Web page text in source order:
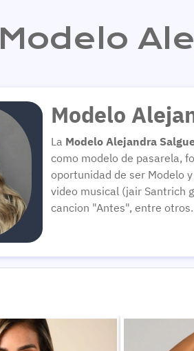
Modelo
Modelo
La Modelo Alejandra
como modelo de pasarela,
oportunidad de ser Modelo
video musical (jair Santrich
cancion "Antes", entre otros.